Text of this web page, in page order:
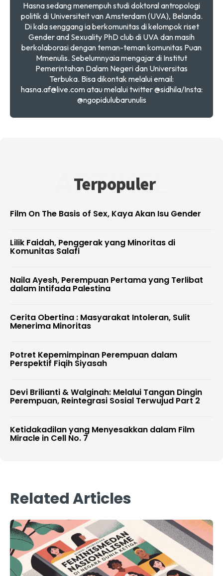
Hasna sedang menempuh studi doktoral antropologi
politik di Universiteit van Amsterdam (UVA), Belanda.
Di kala senggang ia berkomunitas di kelompok riset
Gender and Sexuality PhD club di UVA dan masih
berkolaborasi dengan teman-teman komunitas Puan
Mmenulis. Sebelumnyaia mengajar di Institut
Pemerintahan Dalam Negeri dan Universitas
Terbuka. Bisa dikontak melalui email:
hasna.af@live.com atau melalui twitter @sidhila/Insta:
@ngopidulubarunulis
Terpopuler
ARTIKEL
Film On The Basis of Sex, Kaya Akan Isu Gender
Lilik Faidah, Penggerak yang Minoritas di
Komunitas Salafi
Naila Ayesh, Perempuan Pertama yang Terlibat
dalam Intifada Palestina
Cerita Obertina : Masyarakat Intoleran, Sulit
Menerima Minoritas
Potret Kepemimpinan Perempuan dalam
Perspektif Fiqih Siyasah
Devi Brilianti & Walginah: Melalui Tangan Dingin
Perempuan, Reintegrasi Sosial Terwujud Part 2
Ketidakadilan yang Menyesakkan dalam Film
Miracle in Cell No. 7
Related Articles